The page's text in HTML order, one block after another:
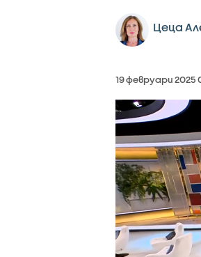
Цеца
19 февруари 2025